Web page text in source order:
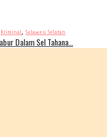
Kriminal, Sulawesi Selatan
Dalam Sel Tahana…